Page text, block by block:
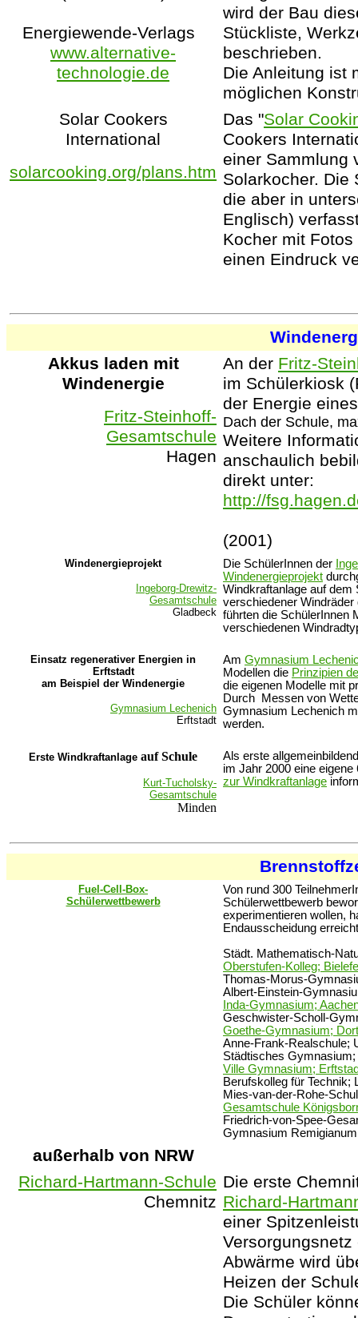
Energiewende-Verlags
www.alternative-
technologie.de
wird der Bau
Stückliste,
beschrieben.
Die Anleitung ist
möglichen
Solar Cookers
International
solarcooking.org/plans.htm
Das "Solar
Cookers
einer Sammlung
Solarkocher. Die
die aber in
Englisch)
Kocher mit
einen Eindruck
Akkus laden mit
Windenergie
Fritz-Steinhoff-
Gesamtschule
Hagen
An der Fritz-
im Schülerkiosk
der Energie
Dach der Schule,
Weitere
anschaulich
direkt unter:
http://
(2001)
Windenergieprojekt
Ingeborg-Drewitz-
Gesamtschule
Gladbeck
Die SchülerInnen der
Windenergieprojekt
Windkraftanlage auf dem
verschiedener
führten die SchülerInnen
verschiedenen
Einsatz regenerativer Energien in
Erftstadt
am Beispiel der Windenergie
Gymnasium Lechenich
Erftstadt
Am Gymnasium
Modellen die Prinzipien
die eigenen Modelle mit
Durch Messen von
Gymnasium Lechenich
werden.
Erste Wind kraftanlage auf Schule
Kurt-Tucholsky-
Gesamtschule
Minden
Als erste
im Jahr 2000 eine
zur Windkraftanlage
Fuel-Cell-Box-
Schülerwettbewerb
Von rund 300
Schülerwettbewerb
experimentieren wollen,
Endausscheidung
Städt. Mathematisch-
Oberstufen-Kolleg;
Thomas-Morus-
Albert-Einstein-
Inda-Gymnasium;
Geschwister-Scholl-
Goethe-Gymnasium;
Anne-Frank-Realschule;
Städtisches
Ville Gymnasium;
Berufskolleg für Technik;
Mies-van-der-Rohe-
Gesamtschule
Friedrich-von-Spee-
Gymnasium
außerhalb von NRW
Richard-Hartmann-Schule
Chemnitz
Die erste
Richard-
einer
Abwärme wird
Heizen der
Die Schüler